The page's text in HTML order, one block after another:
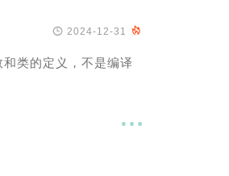
 2024-12-31 
类的定义，不是编译
